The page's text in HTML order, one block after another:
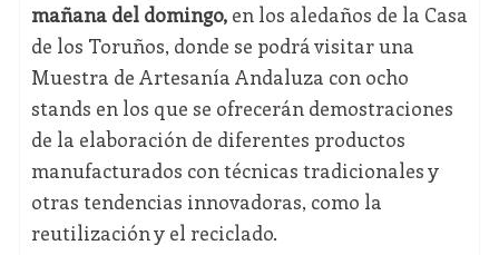
mañana del domingo,en los aledaños de la Casa
de los Toruños, donde se podrá visitar una
Muestra de Artesanía Andaluza con ocho
stands en los que se ofrecerán demostraciones
de la elaboración de diferentes productos
manufacturados con técnicas tradicionales y
otras tendencias innovadoras, como la
reutilización y el reciclado.